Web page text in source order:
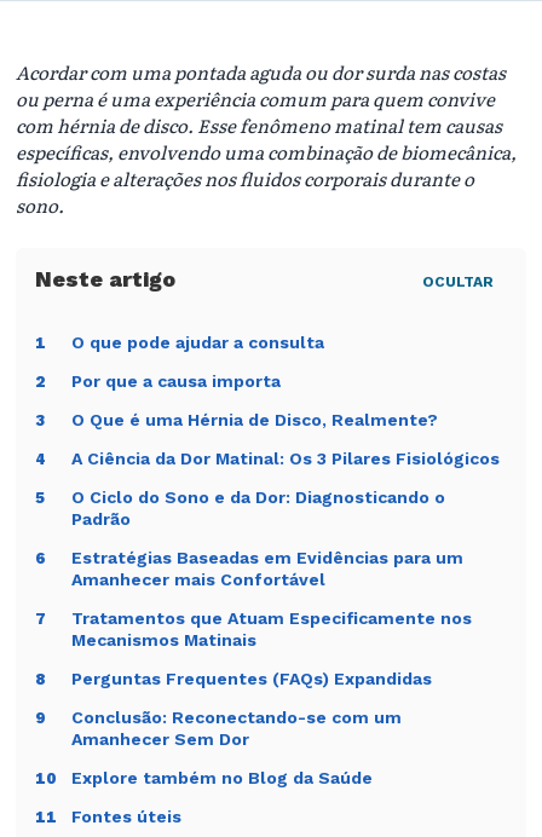
Acordar com uma pontada aguda ou dor surda nas costas
ou perna é uma experiência comum para quem convive
com hérnia de disco. Esse fenômeno matinal tem causas
específicas, envolvendo uma combinação de biomecânica,
fisiologia e alterações nos fluidos corporais durante o
sono.
OCULTAR
1 O que pode ajudar a consulta
2 Por que a causa importa
3 O Que é uma Hérnia de Disco, Realmente?
4 A Ciência da Dor Matinal: Os 3 Pilares Fisiológicos
5
O Ciclo do Sono e da Dor: Diagnosticando o
Padrão
6
Estratégias Baseadas em Evidências para um
Amanhecer mais Confortável
7
Tratamentos que Atuam Especificamente nos
Mecanismos Matinais
8 Perguntas Frequentes (FAQs) Expandidas
9
Conclusão: Reconectando-se com um
Amanhecer Sem Dor
10 Explore também no Blog da Saúde
11 Fontes úteis